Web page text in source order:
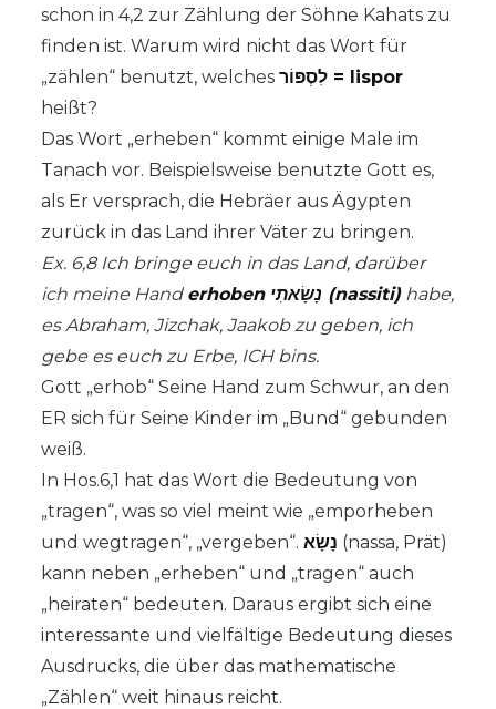
schon in 4,2 zur Zählung der Söhne Kahats zu
finden ist. Warum wird nicht das Wort für
„zählen“ benutzt, welches
לִסְפּוֹר = lispor
heißt?
Das Wort „erheben“ kommt einige Male im
Tanach vor. Beispielsweise benutzte Gott es,
als Er versprach, die Hebräer aus Ägypten
zurück in das Land ihrer Väter zu bringen.
Ex. 6,8 Ich bringe euch in das Land, darüber
ich meine Hand erhoben נָשָׂאתִי (nassiti)habe,
es Abraham, Jizchak, Jaakob zu geben, ich
gebe es euch zu Erbe, ICH bins.
Gott „erhob“ Seine Hand zum Schwur, an den
ER sich für Seine Kinder im „Bund“ gebunden
weiß.
In Hos.6,1 hat das Wort die Bedeutung von
„tragen“, was so viel meint wie „emporheben
und wegtragen“, „vergeben“.נָשָׂא (nassa, Prät)
kann neben „erheben“ und „tragen“ auch
„heiraten“ bedeuten. Daraus ergibt sich eine
interessante und vielfältige Bedeutung dieses
Ausdrucks, die über das mathematische
„Zählen“ weit hinaus reicht.